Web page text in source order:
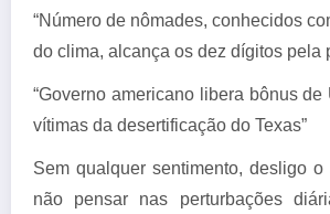
“Número de nômades, conhecidos
do clima, alcança os dez dígitos pela
“Governo americano libera bônus
vítimas da desertificação do Texas”
Sem qualquer sentimento, desligo
não pensar nas perturbações